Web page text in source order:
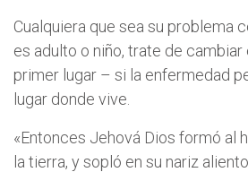
Cualquiera que sea su problema
es adulto o niño, trate de
primer lugar – si la enfermedad
lugar donde vive.
«Entonces Jehová Dios formó al
la tierra, y sopló en su nariz